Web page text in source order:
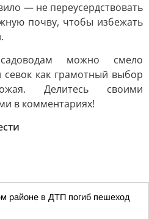
— не переусердствовать
почву, чтобы избежать
можно смело
как грамотный выбор
Делитесь своими
в комментариях!
районе в ДТП погиб пешеход